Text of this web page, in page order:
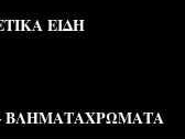
ΕΊΔΗ
ΒΛΉΜΑΤΑΧΡΏΜΑΤΑ